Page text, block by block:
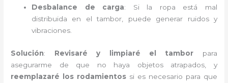
Desbalance de carga: Si la ropa está mal
distribuida en el tambor, puede generar ruidos y
vibraciones.
Solución: Revisaré y limpiaré el tambor para
asegurarme de que no haya objetos atrapados, y
reemplazaré los rodamientos si es necesario para que